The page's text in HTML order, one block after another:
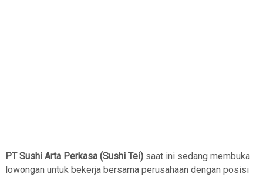
PT Sushi Arta Perkasa (Sushi Tei) saat ini sedang membuka
lowongan untuk bekerja bersama perusahaan dengan posisi